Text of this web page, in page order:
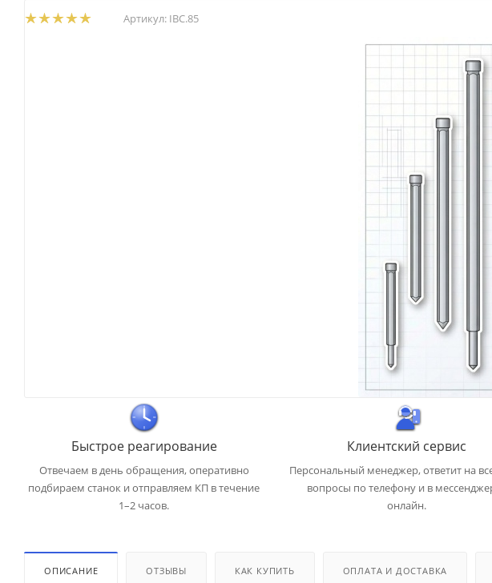
Артикул: IBC.85
Быстрое реагирование
Отвечаем в день обращения, оперативно
подбираем станок и отправляем КП в течение
1–2 часов.
Клиентский сервис
Персональный менеджер, ответит на
вопросы по телефону и в
онлайн.
ОПИСАНИЕ ОТЗЫВЫ КАК КУПИТЬ ОПЛАТА И ДОСТАВКА